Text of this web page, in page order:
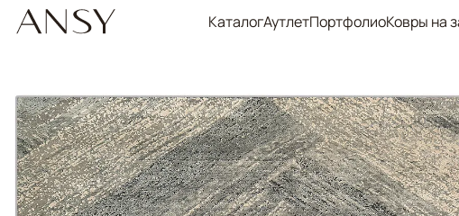
КаталогАутлетПортфолиоКовры на